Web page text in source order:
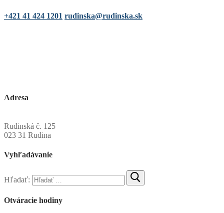
+421 41 424 1201 rudinska@rudinska.sk
Adresa
Rudinská č. 125
023 31 Rudina
Vyhľadávanie
Hľadať:
Otváracie hodiny